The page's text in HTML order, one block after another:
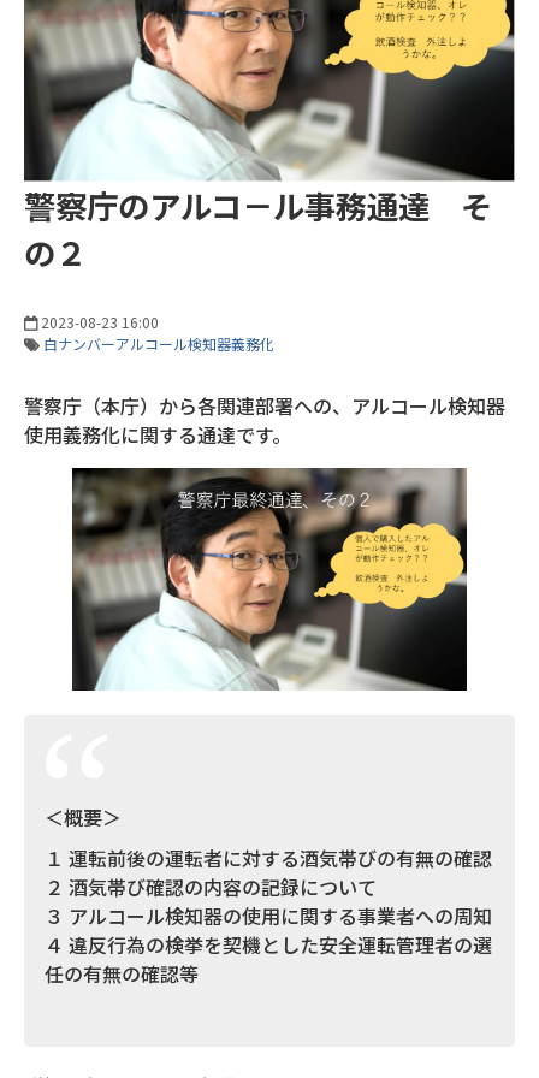
警察庁のアルコ－ル事務通達 そ
の２
2023-08-23 16:00
白ナンバーアルコール検知器義務化
警察庁（本庁）から各関連部署への、アルコール検知器
使用義務化に関する通達です。
＜概要＞
１ 運転前後の運転者に対する酒気帯びの有無の確認
２ 酒気帯び確認の内容の記録について
３ アルコール検知器の使用に関する事業者への周知
４ 違反行為の検挙を契機とした安全運転管理者の選
任の有無の確認等